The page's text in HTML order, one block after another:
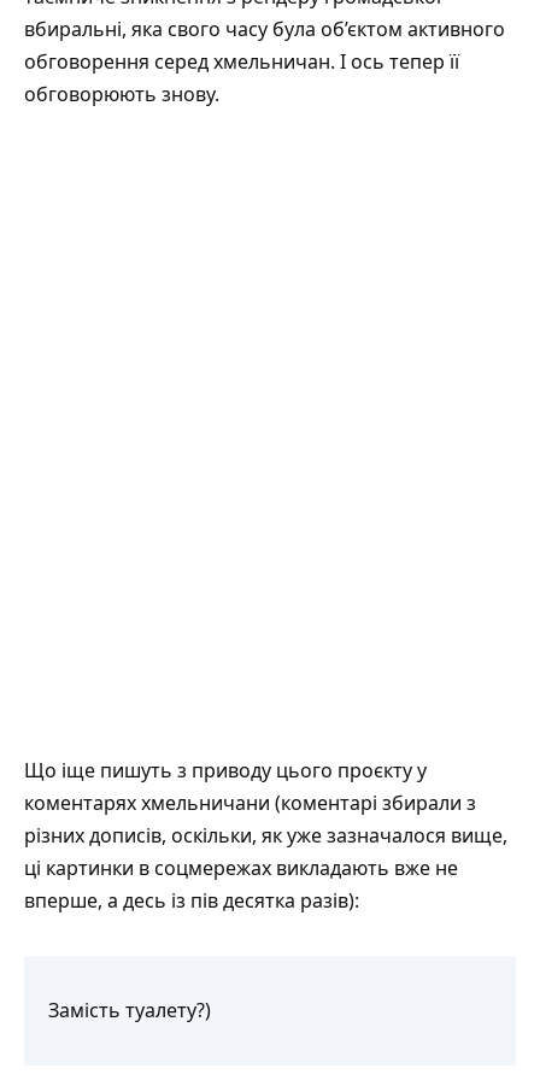
вбиральні, яка свого часу була об’єктом активного
обговорення серед хмельничан. І ось тепер її
обговорюють знову.
Що іще пишуть з приводу цього проєкту у
коментарях хмельничани (коментарі збирали з
різних дописів, оскільки, як уже зазначалося вище,
ці картинки в соцмережах викладають вже не
вперше, а десь із пів десятка разів):
Замість туалету?)